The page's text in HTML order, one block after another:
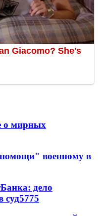
о мирных
военному в
дело
суд5775